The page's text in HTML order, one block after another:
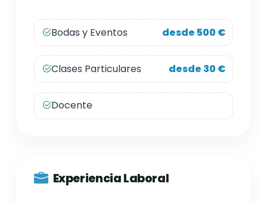
Bodas y Eventos desde 500 €
Clases Particulares desde 30 €
Docente
Experiencia Laboral